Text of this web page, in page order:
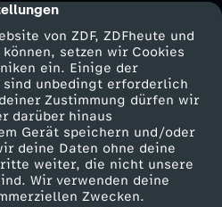
von ZDF, ZDFheute und
setzen wir Cookies
ein. Einige der
sind unbedingt erforderlich
Zustimmung dürfen wir
darüber hinaus
Gerät speichern und/oder
deine Daten ohne deine
weiter, die nicht unsere
Wir verwenden deine
Zwecken.
Service
ZDFmitreden
Kontakt zum ZDF
Tickets